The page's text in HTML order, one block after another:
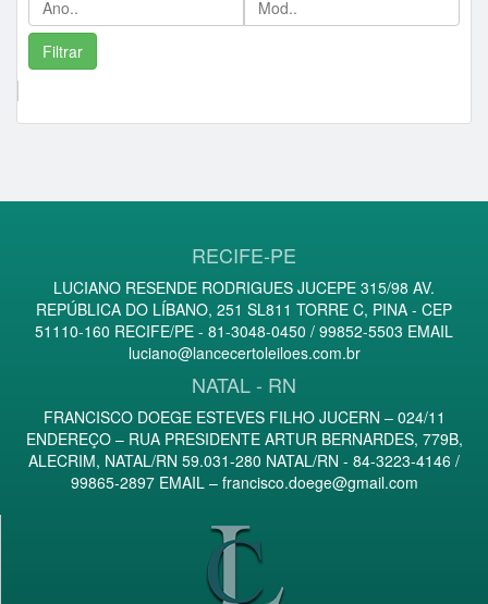
RECIFE-PE
LUCIANO RESENDE RODRIGUES JUCEPE 315/98 AV.
REPÚBLICA DO LÍBANO, 251 SL811 TORRE C, PINA - CEP
51110-160 RECIFE/PE - 81-3048-0450 / 99852-5503 EMAIL
luciano@lancecertoleiloes.com.br
NATAL - RN
FRANCISCO DOEGE ESTEVES FILHO JUCERN – 024/11
ENDEREÇO – RUA PRESIDENTE ARTUR BERNARDES, 779B,
ALECRIM, NATAL/RN 59.031-280 NATAL/RN - 84-3223-4146 /
99865-2897 EMAIL – francisco.doege@gmail.com